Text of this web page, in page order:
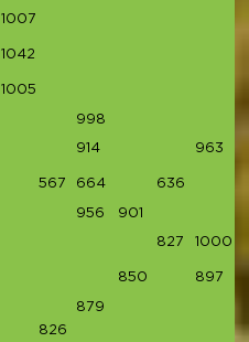
1007
1042
1005
998
914 963
567 664 636
956 901
827 1000
850 897
879
826